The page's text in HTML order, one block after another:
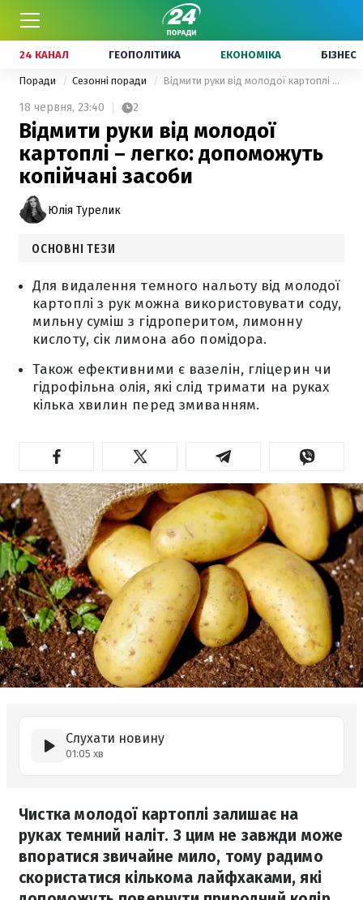
24 КАНАЛ ГЕОПОЛІТИКА ЕКОНОМІКА БІЗНЕС
Поради Сезонні поради Відмити руки від молодої картоплі – легко: допоможуть копійчані засоби
18 червня, 23:40 2
Відмити руки від молодої
картоплі – легко: допоможуть
копійчані засоби
Юлія Турелик
ОСНОВНІ ТЕЗИ
Для видалення темного нальоту від молодої
картоплі з рук можна використовувати соду,
мильну суміш з гідроперитом, лимонну
кислоту, сік лимона або помідора.
Також ефективними є вазелін, гліцерин чи
гідрофільна олія, які слід тримати на руках
кілька хвилин перед змиванням.
Слухати новину
01:05 хв
Чистка молодої картоплі залишає на
руках темний наліт. З цим не завжди може
впоратися звичайне мило, тому радимо
скористатися кількома лайфхаками, які